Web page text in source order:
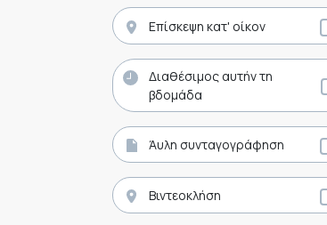
Επίσκεψη κατ' οίκον
Διαθέσιμος αυτήν τη
βδομάδα
Άυλη συνταγογράφηση
Βιντεοκλήση